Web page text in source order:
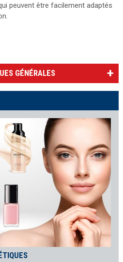
peuvent être facilement adaptés
GÉNÉRALES